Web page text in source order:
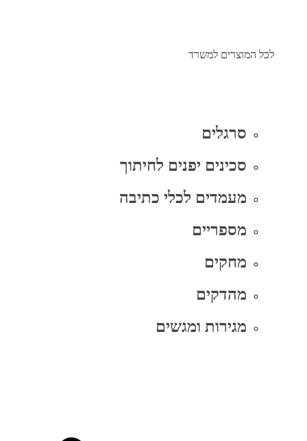
לכל המוצרים למשרד
סרגלים
סכינים יפנים לחיתוך
מעמדים לכלי כתיבה
מספריים
מחקים
מהדקים
מגירות ומגשים